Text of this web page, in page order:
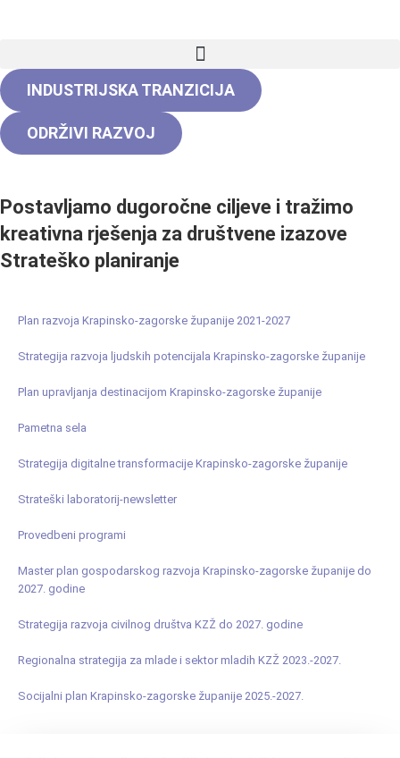
INDUSTRIJSKA TRANZICIJA
ODRŽIVI RAZVOJ
Postavljamo dugoročne ciljeve i tražimo
kreativna rješenja za društvene izazove
Strateško planiranje
Plan razvoja Krapinsko-zagorske županije 2021-2027
Strategija razvoja ljudskih potencijala Krapinsko-zagorske županije
Plan upravljanja destinacijom Krapinsko-zagorske županije
Pametna sela
Strategija digitalne transformacije Krapinsko-zagorske županije
Strateški laboratorij-newsletter
Provedbeni programi
Master plan gospodarskog razvoja Krapinsko-zagorske županije do
2027. godine
Strategija razvoja civilnog društva KZŽ do 2027. godine
Regionalna strategija za mlade i sektor mladih KZŽ 2023.-2027.
Socijalni plan Krapinsko-zagorske županije 2025.-2027.